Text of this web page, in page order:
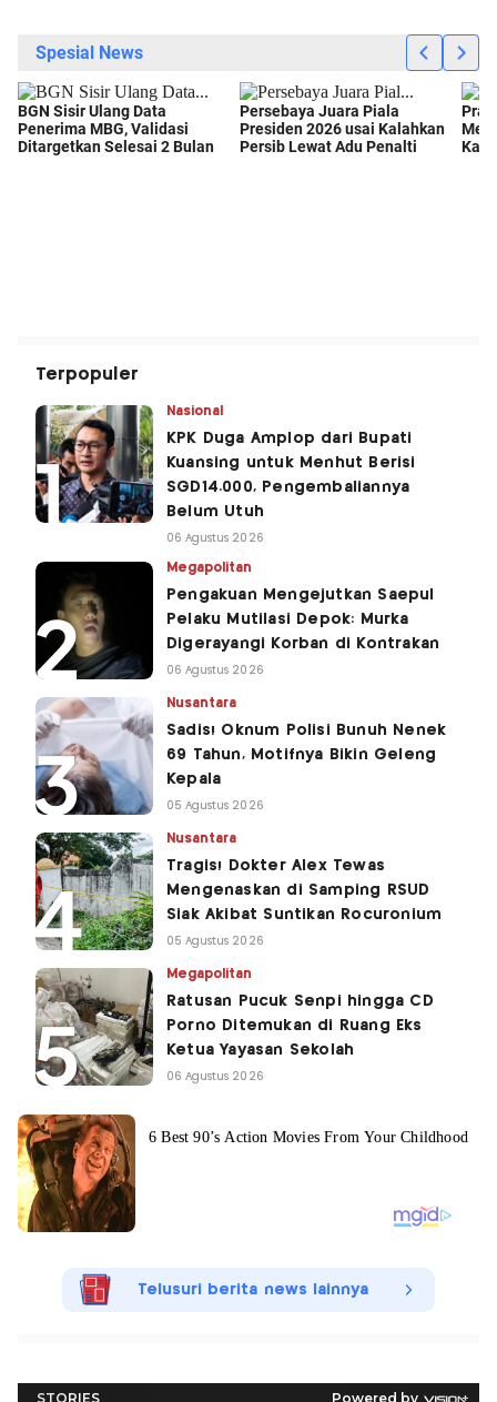
Terpopuler
Nasional
KPK Duga Amplop dari Bupati
Kuansing untuk Menhut Berisi
SGD14.000, Pengembaliannya
Belum Utuh
06 Agustus 2026
Megapolitan
Pengakuan Mengejutkan Saepul
Pelaku Mutilasi Depok: Murka
Digerayangi Korban di Kontrakan
06 Agustus 2026
Nusantara
Sadis! Oknum Polisi Bunuh Nenek
69 Tahun, Motifnya Bikin Geleng
Kepala
05 Agustus 2026
Nusantara
Tragis! Dokter Alex Tewas
Mengenaskan di Samping RSUD
Siak Akibat Suntikan Rocuronium
05 Agustus 2026
Megapolitan
Ratusan Pucuk Senpi hingga CD
Porno Ditemukan di Ruang Eks
Ketua Yayasan Sekolah
06 Agustus 2026
Telusuri berita news lainnya